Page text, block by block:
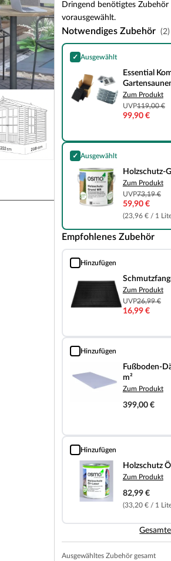
Dringend benötigtes
vorausgewählt.
Notwendiges Zubehör (2)
✓ Ausgewählt
Essential Komplettset für
Essential
Zum Produkt
UVP119,00 €
99,90 €
✓ Ausgewählt
Holzschutz-Grund WR farblos
Holzschutz-
Zum Produkt
UVP73,19 €
59,90 €
(23,96 € / 1
Empfohlenes Zubehör
Hinzufügen
Schmutzfangmatte
Zum Produkt
UVP26,99 €
16,99 €
Hinzufügen
Fußboden-Dämmungspaket für
Fußboden-
m²
Zum Produkt
399,00 €
Hinzufügen
Holzschutz Öl-Lasur 701 farblos
Holzschutz
Zum Produkt
82,99 €
(33,20 € / 1
Ausgewähltes Zubehör gesamt